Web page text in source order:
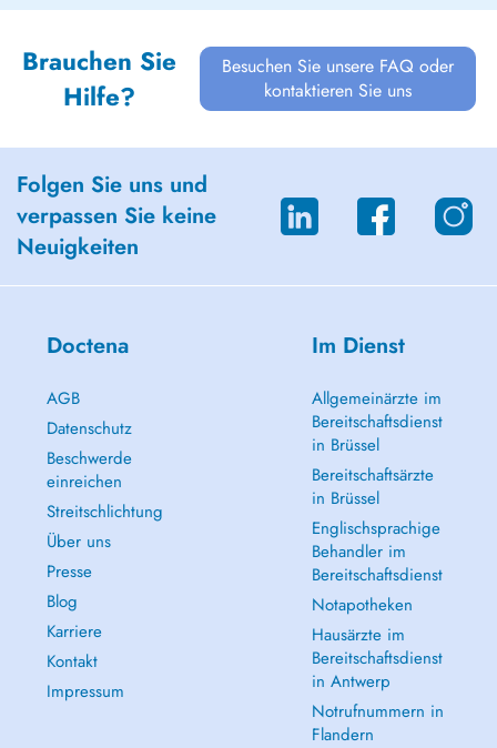
Brauchen Sie
Hilfe?
Besuchen Sie unsere FAQ oder
kontaktieren Sie uns
Folgen Sie uns und
verpassen Sie keine
Neuigkeiten
Doctena
AGB
Datenschutz
Beschwerde
einreichen
Streitschlichtung
Über uns
Presse
Blog
Karriere
Kontakt
Impressum
Im Dienst
Allgemeinärzte im
Bereitschaftsdienst
in Brüssel
Bereitschaftsärzte
in Brüssel
Englischsprachige
Behandler im
Bereitschaftsdienst
Notapotheken
Hausärzte im
Bereitschaftsdienst
in Antwerp
Notrufnummern in
Flandern